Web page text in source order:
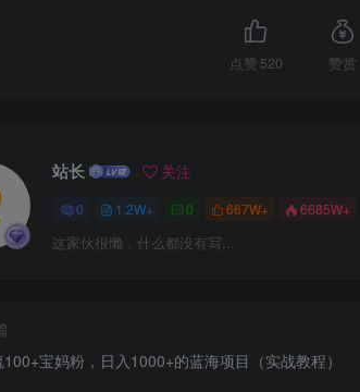
点赞 520 赞赏
站长 关注
0 1.2W+ 0 667W+ 6685W+
这家伙很懒，什么都没有写...
宝妈粉，日入1000+的蓝海项目（实战教程）